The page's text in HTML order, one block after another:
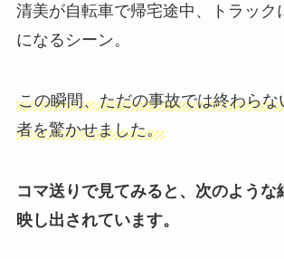
清美が自転車で帰宅途中、トラック
になるシーン。
この瞬間、ただの事故では終わらな
者を驚かせました。
コマ送りで見てみると、次のような
映し出されています。